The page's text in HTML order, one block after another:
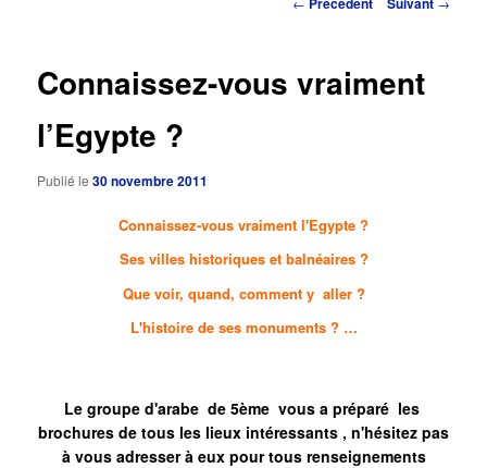
Connaissez-vous vraiment
l’Egypte ?
Publié le30 novembre 2011
Connaissez-vous vraiment l'Egypte ?
Ses villes historiques et balnéaires ?
Que voir, quand, comment y aller ?
L'histoire de ses monuments ? …
Le groupe d'arabe de 5ème vous a préparé les
brochures de tous les lieux intéressants , n'hésitez pas
à vous adresser à eux pour tous renseignements